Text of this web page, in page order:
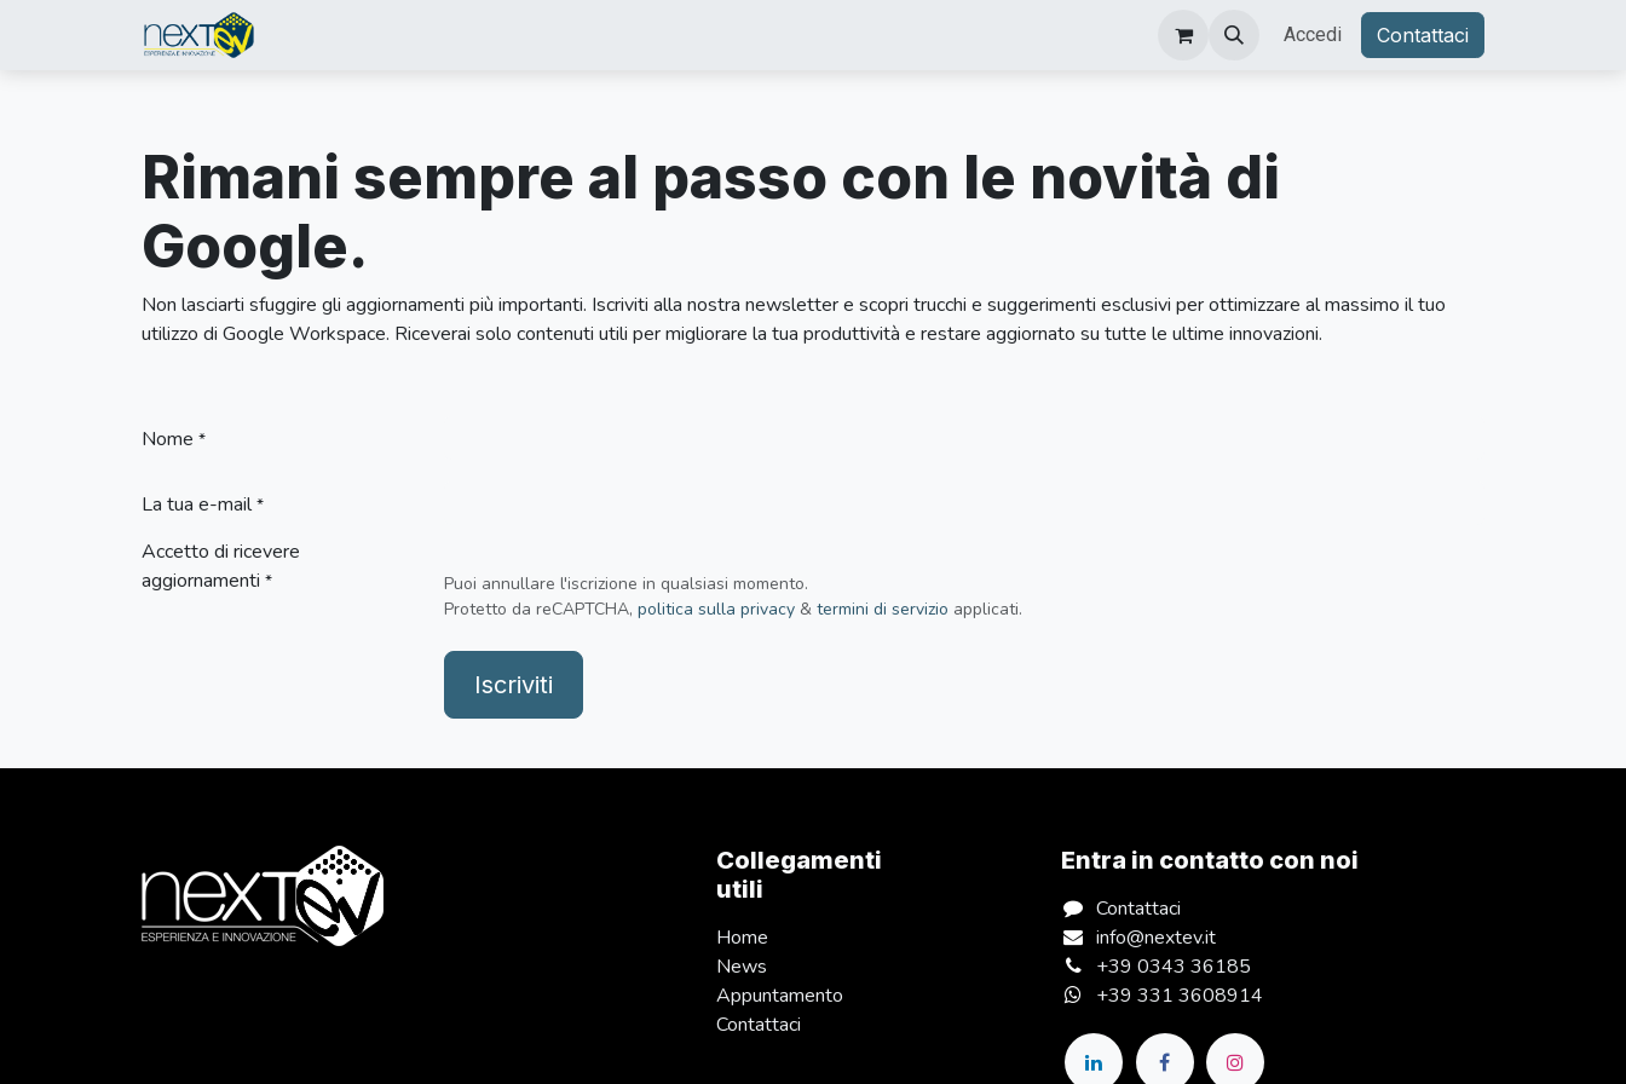
Accedi Contattaci
Rimani sempre al passo con le novità di
Google.
Non lasciarti sfuggire gli aggiornamenti più importanti. Iscriviti alla nostra newsletter e scopri trucchi e suggerimenti esclusivi per ottimizzare al massimo il tuo
utilizzo di Google Workspace. Riceverai solo contenuti utili per migliorare la tua produttività e restare aggiornato su tutte le ultime innovazioni.
Nome *
La tua e-mail *
Accetto di ricevere
aggiornamenti *
Puoi annullare l'iscrizione in qualsiasi momento.
Protetto da reCAPTCHA, politica sulla privacy & termini di servizio applicati.
Iscriviti
Collegamenti
utili
Home
News
Appuntamento
Contattaci
Entra in contatto con noi
Contattaci
info@nextev.it
+39 0343 36185
+39 331 3608914